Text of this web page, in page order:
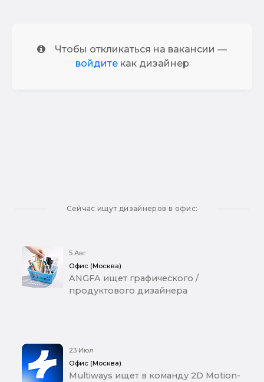
Чтобы откликаться на вакансии —
войдитекак дизайнер
Сейчас ищут дизайнеров в офис:
5 Авг
Офис (Москва)
ANGFA ищет графического /
продуктового дизайнера
23 Июл
Офис (Москва)
Multiways ищет в команду 2D Motion-